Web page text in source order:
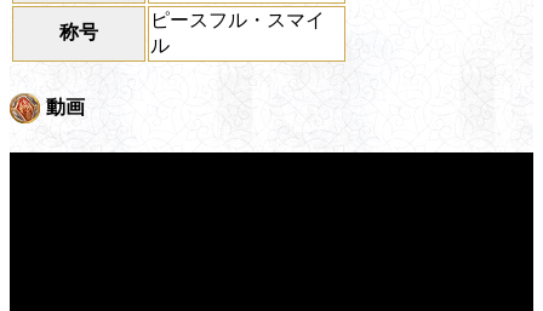
称号
ピースフル・スマイ
ル
動画